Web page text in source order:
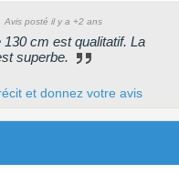
Avis posté il y a +2 ans
cm est qualitatif. La
superbe.
et donnez votre avis